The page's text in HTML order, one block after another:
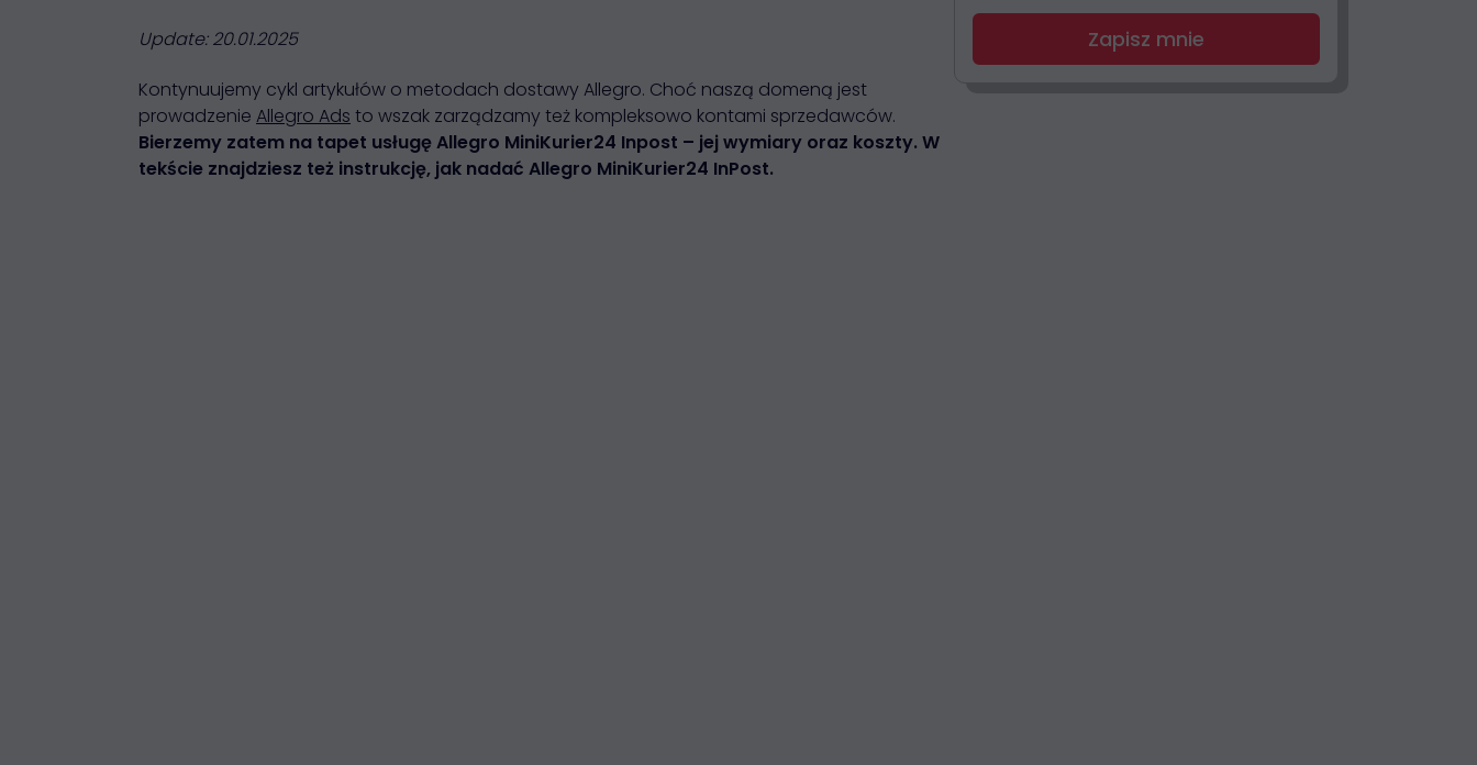
Update: 20.01.2025
Kontynuujemy cykl artykułów o metodach dostawy Allegro. Choć naszą domeną jest
prowadzenie Allegro Ads to wszak zarządzamy też kompleksowo kontami sprzedawców.
Bierzemy zatem na tapet usługę Allegro MiniKurier24 Inpost – jej wymiary oraz koszty. W
tekście znajdziesz też instrukcję, jak nadać Allegro MiniKurier24 InPost.
Zapisz mnie